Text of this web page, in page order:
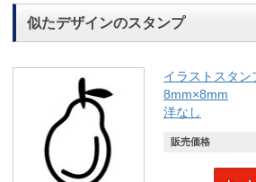
似たデザインのスタンプ
イラストスタン
8mm×8mm
洋なし
販売価格